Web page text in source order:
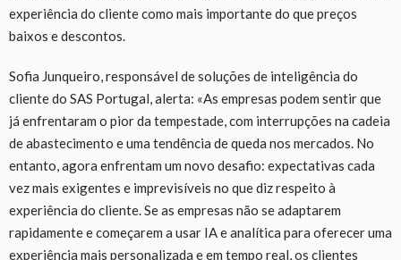
experiência do cliente como mais importante do que preços
baixos e descontos.
Sofia Junqueiro, responsável de soluções de inteligência do
cliente do SAS Portugal, alerta: «As empresas podem sentir que
já enfrentaram o pior da tempestade, com interrupções na cadeia
de abastecimento e uma tendência de queda nos mercados. No
entanto, agora enfrentam um novo desafio: expectativas cada
vez mais exigentes e imprevisíveis no que diz respeito à
experiência do cliente. Se as empresas não se adaptarem
rapidamente e começarem a usar IA e analítica para oferecer uma
experiência mais personalizada e em tempo real, os clientes